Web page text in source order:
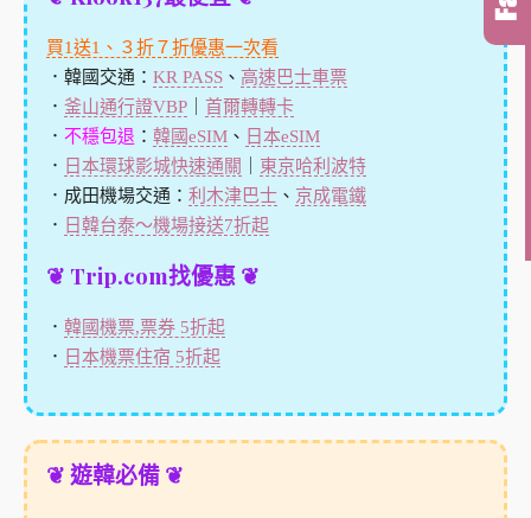
買1送1、３折７折優惠一次看
．韓國交通： KR PASS、 高速巴士車票
． 釜山通行證VBP｜ 首爾轉轉卡
． 不穩包退 ： 韓國eSIM、 日本eSIM
． 日本環球影城快速通關
東京哈利波特
．成田機場交通： 利木津巴士、 京成電鐵
． 日韓台泰～機場接送7折起
❦ Trip.com找優惠 ❦
． 韓國機票,票券 5折起
． 日本機票住宿 5折起
❦ 遊韓必備 ❦